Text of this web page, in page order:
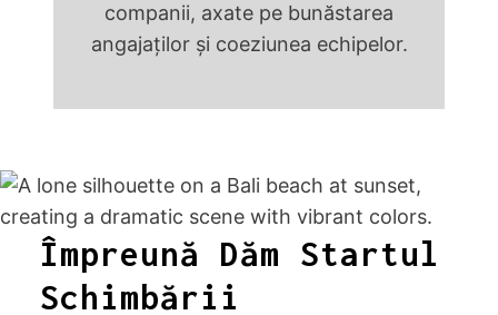
companii, axate pe bunăstarea
angajaților și coeziunea echipelor.
Împreună Dăm Startul
Schimbării